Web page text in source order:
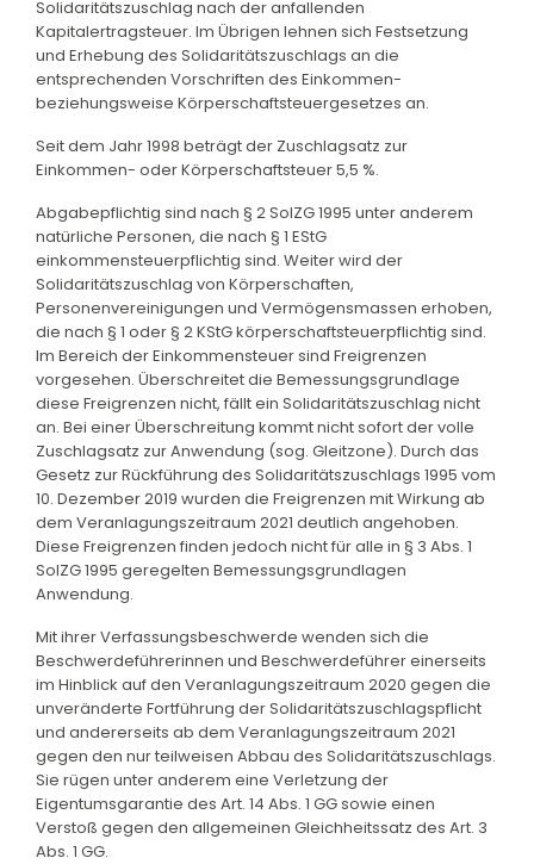
Solidaritätszuschlag nach der anfallenden
Kapitalertragsteuer. Im Übrigen lehnen sich Festsetzung
und Erhebung des Solidaritätszuschlags an die
entsprechenden Vorschriften des Einkommen-
beziehungsweise Körperschaftsteuergesetzes an.
Seit dem Jahr 1998 beträgt der Zuschlagsatz zur
Einkommen- oder Körperschaftsteuer 5,5 %.
Abgabepflichtig sind nach § 2 SolZG 1995 unter anderem
natürliche Personen, die nach § 1 EStG
einkommensteuerpflichtig sind. Weiter wird der
Solidaritätszuschlag von Körperschaften,
Personenvereinigungen und Vermögensmassen erhoben,
die nach § 1 oder § 2 KStG körperschaftsteuerpflichtig sind.
Im Bereich der Einkommensteuer sind Freigrenzen
vorgesehen. Überschreitet die Bemessungsgrundlage
diese Freigrenzen nicht, fällt ein Solidaritätszuschlag nicht
an. Bei einer Überschreitung kommt nicht sofort der volle
Zuschlagsatz zur Anwendung (sog. Gleitzone). Durch das
Gesetz zur Rückführung des Solidaritätszuschlags 1995 vom
10. Dezember 2019 wurden die Freigrenzen mit Wirkung ab
dem Veranlagungszeitraum 2021 deutlich angehoben.
Diese Freigrenzen finden jedoch nicht für alle in § 3 Abs. 1
SolZG 1995 geregelten Bemessungsgrundlagen
Anwendung.
Mit ihrer Verfassungsbeschwerde wenden sich die
Beschwerdeführerinnen und Beschwerdeführer einerseits
im Hinblick auf den Veranlagungszeitraum 2020 gegen die
unveränderte Fortführung der Solidaritätszuschlagspflicht
und andererseits ab dem Veranlagungszeitraum 2021
gegen den nur teilweisen Abbau des Solidaritätszuschlags.
Sie rügen unter anderem eine Verletzung der
Eigentumsgarantie des Art. 14 Abs. 1 GG sowie einen
Verstoß gegen den allgemeinen Gleichheitssatz des Art. 3
Abs. 1 GG.